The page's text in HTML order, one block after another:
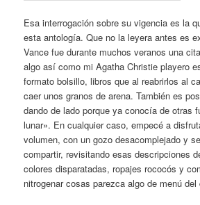
Esa interrogación sobre su vigencia es la
esta antología. Que no la leyera antes es
Vance fue durante muchos veranos una
algo así como mi Agatha Christie playero
formato bolsillo, libros que al reabrirlos al
caer unos granos de arena. También es
dando de lado porque ya conocía de otras
lunar». En cualquier caso, empecé a
volumen, con un gozo desacomplejado y
compartir, revisitando esas descripciones
colores disparatadas, ropajes rococós y
nitrogenar cosas parezca algo de menú del